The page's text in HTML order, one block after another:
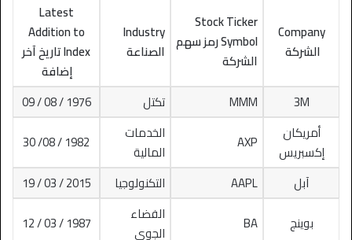
Company
الشركة
Stock Ticker
Symbol رمز سهم
الشركة
Industry
الصناعة
Latest
Addition to
Index تاريخ آخر
إضافة
3M
MMM تكتل
1976 / 08 / 09
أمريكان
إكسبريس
AXP
الخدمات
المالية
1982 / 08/ 30
آبل
AAPL التكنولوجيا
2015 / 03 / 19
بوينج
BA
الفضاء
الجوي
1987 / 03 / 12